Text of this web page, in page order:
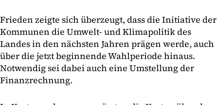
Frieden zeigte sich überzeugt, dass die Initiative der
Kommunen die Umwelt- und Klimapolitik des
Landes in den nächsten Jahren prägen werde, auch
über die jetzt beginnende Wahlperiode hinaus.
Notwendig sei dabei auch eine Umstellung der
Finanzrechnung.